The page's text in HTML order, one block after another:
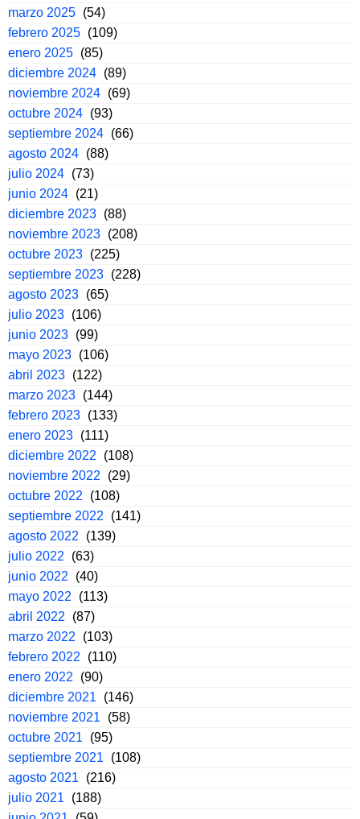
marzo 2025 (54)
febrero 2025 (109)
enero 2025 (85)
diciembre 2024 (89)
noviembre 2024 (69)
octubre 2024 (93)
septiembre 2024 (66)
agosto 2024 (88)
julio 2024 (73)
junio 2024 (21)
diciembre 2023 (88)
noviembre 2023 (208)
octubre 2023 (225)
septiembre 2023 (228)
agosto 2023 (65)
julio 2023 (106)
junio 2023 (99)
mayo 2023 (106)
abril 2023 (122)
marzo 2023 (144)
febrero 2023 (133)
enero 2023 (111)
diciembre 2022
(108)
noviembre 2022
(29)
octubre 2022
(108)
septiembre 2022
(141)
agosto 2022
(139)
julio 2022
(63)
junio 2022
(40)
mayo 2022
(113)
abril 2022
(87)
marzo 2022
(103)
febrero 2022
(110)
enero 2022
(90)
diciembre 2021
(146)
noviembre 2021
(58)
octubre 2021
(95)
septiembre 2021
(108)
agosto 2021
(216)
julio 2021
(188)